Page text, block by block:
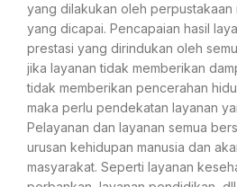
yang dilakukan oleh perpustakaan
yang dicapai. Pencapaian hasil
prestasi yang dirindukan oleh
jika layanan tidak memberikan
tidak memberikan pencerahan
maka perlu pendekatan layanan
Pelayanan dan layanan semua
urusan kehidupan manusia dan
masyarakat. Seperti layanan